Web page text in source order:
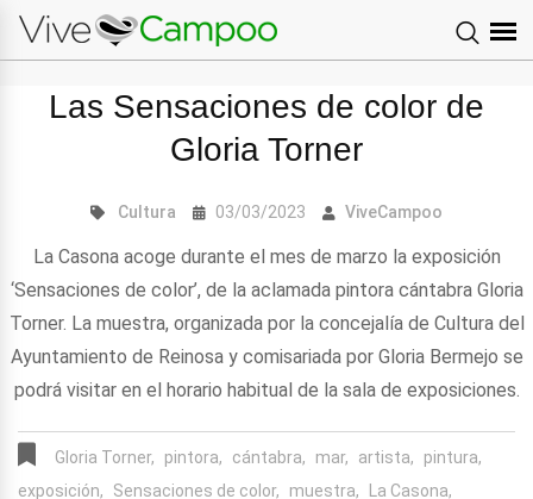
Las Sensaciones de color de
Gloria Torner
Cultura 03/03/2023 ViveCampoo
La Casona acoge durante el mes de marzo la exposición
‘Sensaciones de color’, de la aclamada pintora cántabra Gloria
Torner. La muestra, organizada por la concejalía de Cultura del
Ayuntamiento de Reinosa y comisariada por Gloria Bermejo se
podrá visitar en el horario habitual de la sala de exposiciones.
Gloria Torner, pintora, cántabra, mar, artista,
pintura,
exposición,
Sensaciones de color, muestra,
La Casona,